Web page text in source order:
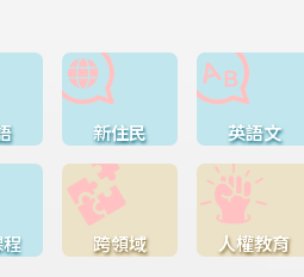
新住民 英語文
跨領域 人權教育